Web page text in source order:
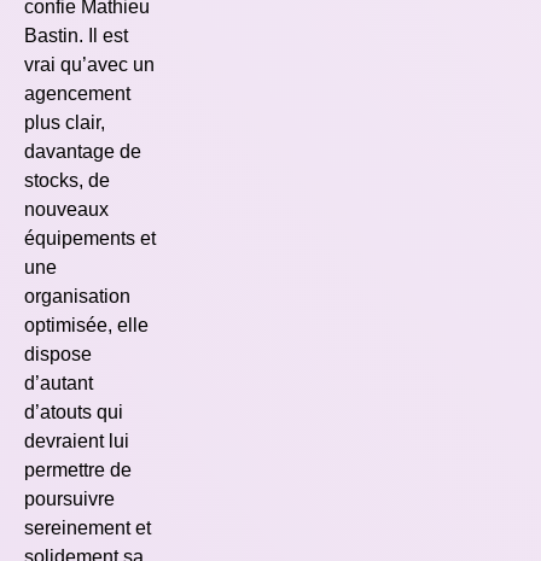
confie Mathieu
Bastin. Il est
vrai qu’avec un
agencement
plus clair,
davantage de
stocks, de
nouveaux
équipements et
une
organisation
optimisée, elle
dispose
d’autant
d’atouts qui
devraient lui
permettre de
poursuivre
sereinement et
solidement sa